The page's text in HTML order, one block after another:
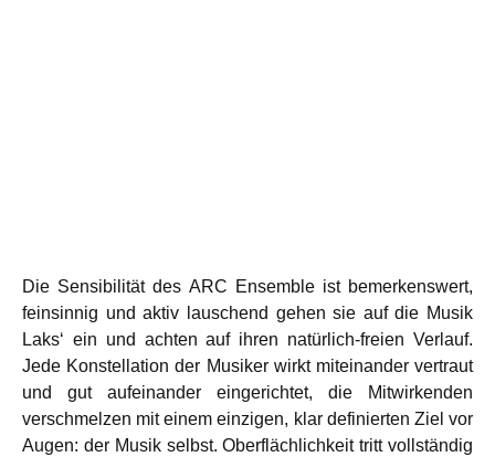
Die Sensibilität des ARC Ensemble ist bemerkenswert,
feinsinnig und aktiv lauschend gehen sie auf die Musik
Laks‘ ein und achten auf ihren natürlich-freien Verlauf.
Jede Konstellation der Musiker wirkt miteinander vertraut
und gut aufeinander eingerichtet, die Mitwirkenden
verschmelzen mit einem einzigen, klar definierten Ziel vor
Augen: der Musik selbst. Oberflächlichkeit tritt vollständig